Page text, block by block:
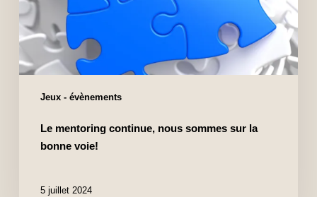
Jeux - évènements
Le mentoring continue, nous sommes sur la
bonne voie!
5 juillet 2024